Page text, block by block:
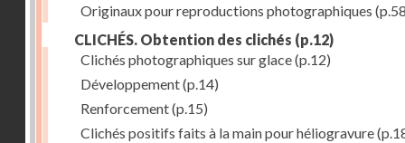
Originaux pour reproductions photographiques
CLICHÉS. Obtention des clichés (p.12)
Clichés photographiques sur glace(p.12)
Développement(p.14)
Renforcement(p.15)
Clichés positifs faits à la main pour héliogravure